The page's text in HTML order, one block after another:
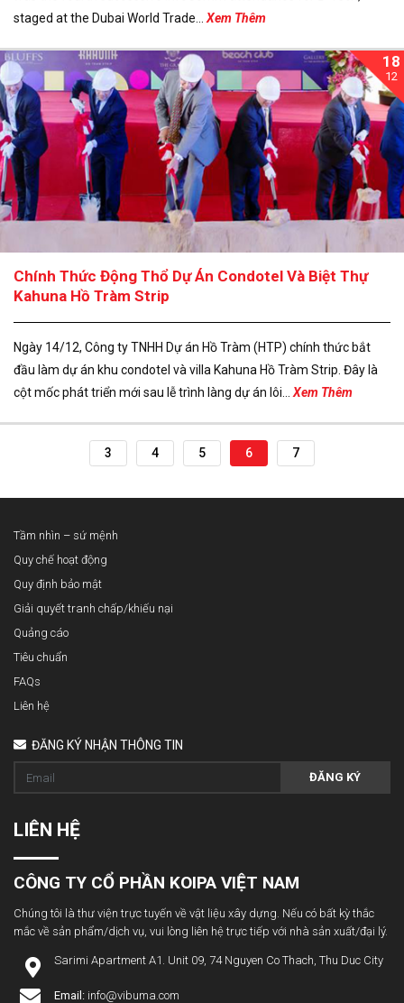
staged at the Dubai World Trade... Xem Thêm
18
12
Chính Thức Động Thổ Dự Án Condotel Và Biệt Thự
Kahuna Hồ Tràm Strip
Ngày 14/12, Công ty TNHH Dự án Hồ Tràm (HTP) chính thức bắt
đầu làm dự án khu condotel và villa Kahuna Hồ Tràm Strip. Đây là
cột mốc phát triển mới sau lễ trình làng dự án lôi... Xem Thêm
3 4 5 6 7
Tầm nhìn – sứ mệnh
Quy chế hoạt động
Quy định bảo mật
Giải quyết tranh chấp/khiếu nại
Quảng cáo
Tiêu chuẩn
FAQs
Liên hệ
ĐĂNG KÝ NHẬN THÔNG TIN
ĐĂNG KÝ
LIÊN HỆ
CÔNG TY CỔ PHẦN KOIPA VIỆT NAM
Chúng tôi là thư viện trực tuyến về vật liệu xây dựng. Nếu có bất kỳ thắc
mắc về sản phẩm/dịch vụ, vui lòng liên hệ trực tiếp với nhà sản xuất/đại lý.
Sarimi Apartment A1. Unit 09, 74 Nguyen Co Thach, Thu Duc City
Email: info@vibuma.com